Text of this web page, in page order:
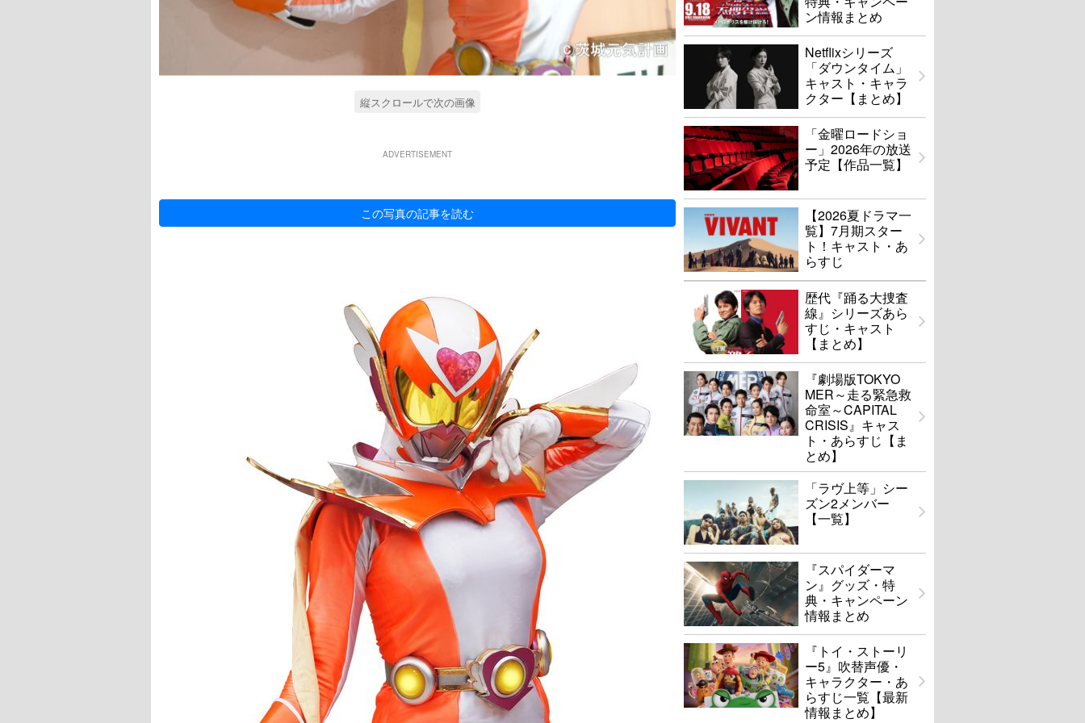
縦スクロールで次の画像
ADVERTISEMENT
この写真の記事を読む
ン情報まとめ
Netflixシリーズ
「ダウンタイム」
キャスト・キャラ
クター【まとめ】
「金曜ロードショ
ー」2026年の放送
予定【作品一覧】
【2026夏ドラマ一
覧】7月期スター
ト！キャスト・あ
らすじ
歴代『踊る大捜査
線』シリーズあら
すじ・キャスト
【まとめ】
『劇場版TOKYO
MER～走る緊急救
命室～CAPITAL
CRISIS』キャス
ト・あらすじ【ま
とめ】
「ラヴ上等」シー
ズン2メンバー
【一覧】
『スパイダーマ
ン』グッズ・特
典・キャンペーン
情報まとめ
『トイ・ストーリ
ー5』吹替声優・
キャラクター・あ
らすじ一覧【最新
情報まとめ】